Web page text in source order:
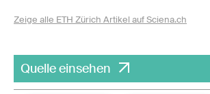
Zeige alle ETH Zürich Artikel auf Sciena.ch
Quelle einsehen